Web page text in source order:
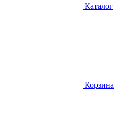
Каталог
Корзина